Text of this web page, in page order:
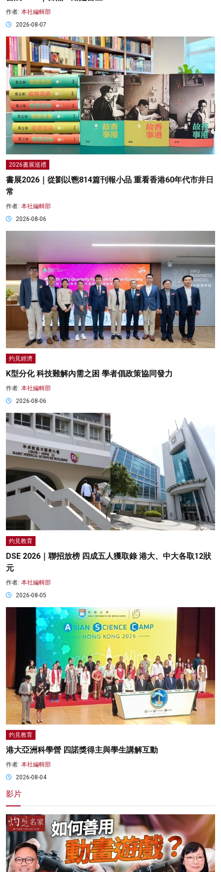
作者: 本社編輯部
2026-08-07
2026書展巡禮
書展2026｜從劉以鬯814篇刊報小品 重看香港60年代市井日
常
作者: 本社編輯部
2026-08-06
灼見經濟
K型分化 科技難解內需之困 學者倡政策協同發力
作者: 本社編輯部
2026-08-06
灼見教育
DSE 2026｜聯招放榜 四成五人獲取錄 港大、中大各取12狀
元
作者: 本社編輯部
2026-08-05
灼見教育
港大亞洲科學營 四諾獎得主與學生講解互動
作者: 本社編輯部
2026-08-04
影片